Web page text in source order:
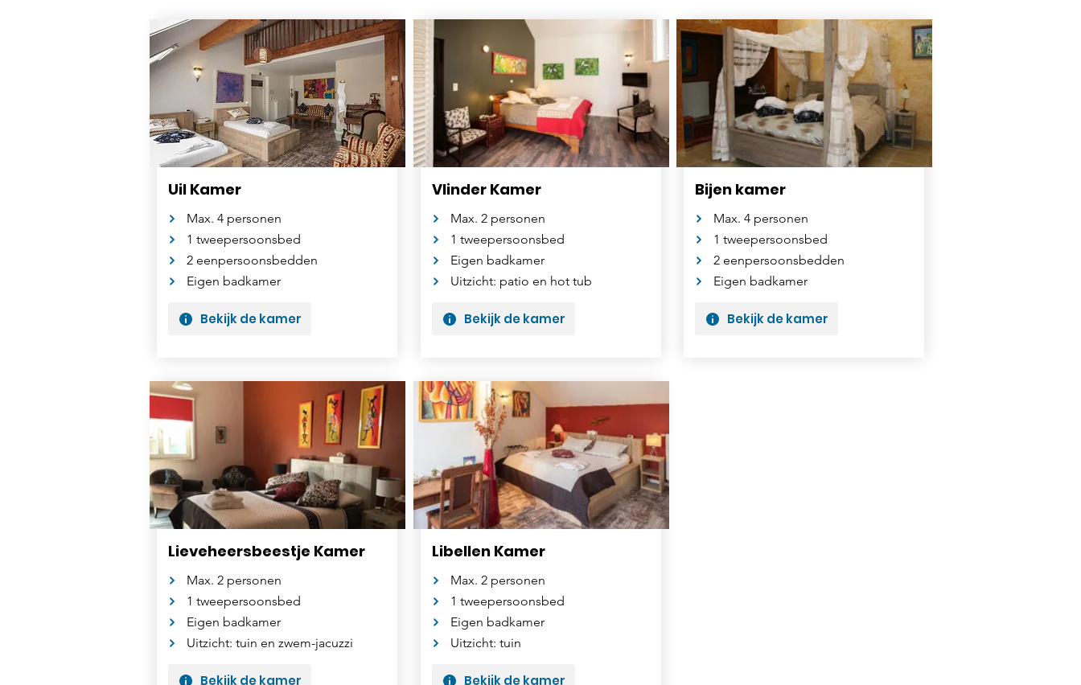
Uil Kamer
Max. 4 personen
1 tweepersoonsbed
2 eenpersoonsbedden
Eigen badkamer
Bekijk de kamer
Lieveheersbeestje Kamer
Max. 2 personen
1 tweepersoonsbed
Eigen badkamer
Uitzicht: tuin en zwem-jacuzzi
Bekijk de kamer
Vlinder Kamer
Max. 2 personen
1 tweepersoonsbed
Eigen badkamer
Uitzicht: patio en hot tub
Bekijk de kamer
Libellen Kamer
Max. 2 personen
1 tweepersoonsbed
Eigen badkamer
Uitzicht: tuin
Bekijk de kamer
Bijen kamer
Max. 4 personen
1 tweepersoonsbed
2 eenpersoonsbedden
Eigen badkamer
Bekijk de kamer